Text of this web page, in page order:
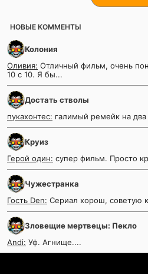
НОВЫЕ КОММЕНТЫ
Колония
Оливия: Отличный фильм, очень
10 с 10. Я бы...
Достать стволы
пукахонтес: галимый ремейк на два
Круиз
Герой один: супер фильм. Просто
Чужестранка
Гость Den: Сериал хорош, советую
Зловещие мертвецы: Пекло
Andi: Уф. Агнище....